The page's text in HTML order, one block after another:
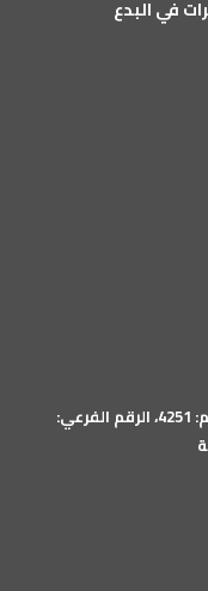
في البدع
شارع 50، حي المهرجان، الملك فهد، مبنى رقم: 4251، الرقم الفرعي: